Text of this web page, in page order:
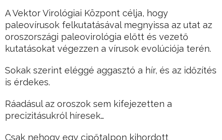
A Vektor Virológiai Központ célja, hogy
paleovírusok felkutatásával megnyissa az utat az
oroszországi paleovirológia előtt és vezető
kutatásokat végezzen a vírusok evolúciója terén.
Sokak szerint eléggé aggasztó a hír, és az időzítés
is érdekes.
Ráadásul az oroszok sem kifejezetten a
precizitásukról híresek…
Csak nehogy egy cipőtalpon kihordott